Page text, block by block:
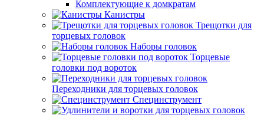
Комплектующие к домкратам
Канистры
Трещотки для
торцевых головок
Наборы головок
Торцевые
головки под вороток
Переходники для торцевых головок
Специнструмент